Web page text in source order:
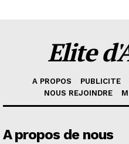
Elite
A PROPOS PUBLICITE
NOUS REJOINDRE
A propos de nous